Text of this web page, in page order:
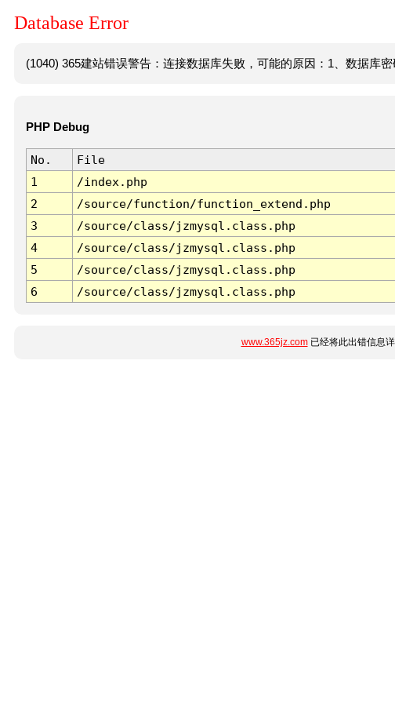
Database Error
(1040) 365建站错误警告：连接数据库失败，可能的原因：1、数据库密
PHP Debug
No. File
1
/index.php
2
/source/function/function_extend.php
3
/source/class/jzmysql.class.php
4
/source/class/jzmysql.class.php
5
/source/class/jzmysql.class.php
6
/source/class/jzmysql.class.php
www.365jz.com已经将此出错信息